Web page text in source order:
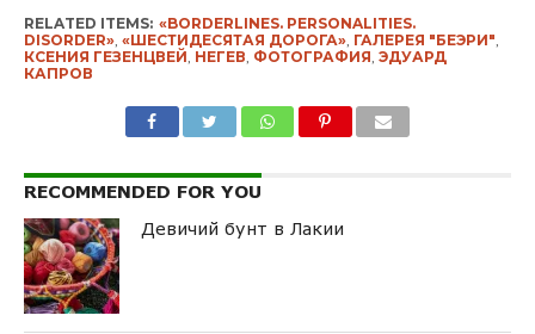
RELATED ITEMS: «BORDERLINES. PERSONALITIES.
DISORDER», «ШЕСТИДЕСЯТАЯ ДОРОГА», ГАЛЕРЕЯ "БЕЭРИ"
КСЕНИЯ ГЕЗЕНЦВЕЙ НЕГЕВ ФОТОГРАФИЯ ЭДУАРД
КАПРОВ
RECOMMENDED FOR YOU
Девичий бунт в Лакии